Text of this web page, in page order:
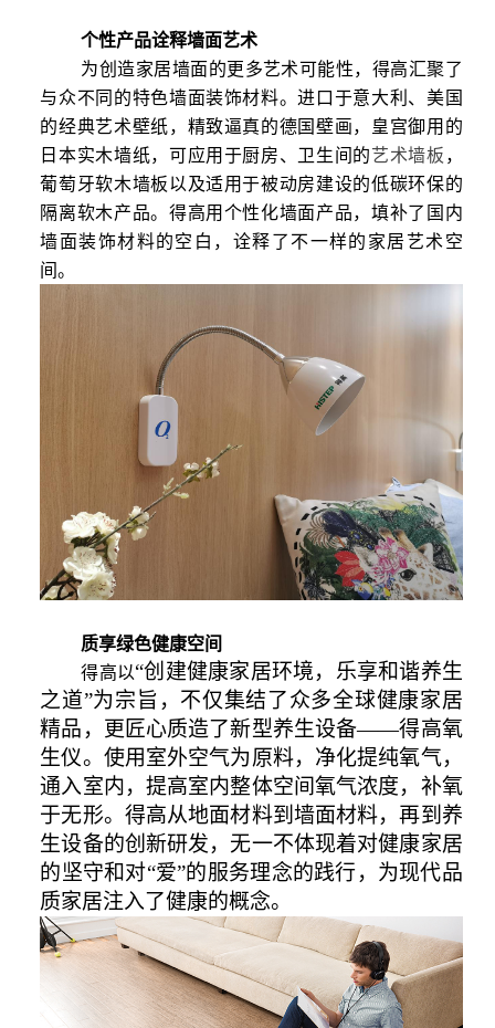
个性产品诠释墙面艺术
为创造家居墙面的更多艺术可能性，得高汇聚了
与众不同的特色墙面装饰材料。进口于意大利、美国
的经典艺术壁纸，精致逼真的德国壁画，皇宫御用的
日本实木墙纸，可应用于厨房、卫生间的艺术墙板 ，
葡萄牙软木墙板以及适用于被动房建设的低碳环保的
隔离软木产品。得高用个性化墙面产品，填补了国内
墙面装饰材料的空白，诠释了不一样的家居艺术空
间。
质享绿色健康空间
得高以“创建健康家居环境，乐享和谐养生
之道”为宗旨，不仅集结了众多全球健康家居
精品，更匠心质造了新型养生设备——得高氧
生仪。使用室外空气为原料，净化提纯氧气，
通入室内，提高室内整体空间氧气浓度，补氧
于无形。得高从地面材料到墙面材料，再到养
生设备的创新研发，无一不体现着对健康家居
的坚守和对“爱”的服务理念的践行，为现代品
质家居注入了健康的概念。